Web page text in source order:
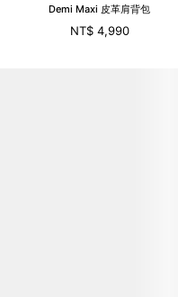
Demi Maxi 皮革肩背包
NT$ 4,990